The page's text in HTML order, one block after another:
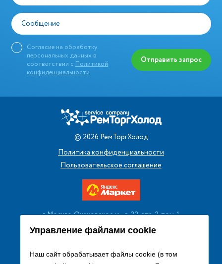
Управление файлами cookie
Наш сайт обрабатывает файлы cookie (в том
Сообщение
Согласие на обработку
персональных данных в
соответствии с Политикой
конфиденциальности
Отправить запрос
© 2026 РемТоргХолод
Политика конфиденциальности
Пользовательское соглашение
г. Москва, Очаковское ш., д. 32, стр. 2, пом. 1
+7 (495) 256 08 13
Заказать звонок